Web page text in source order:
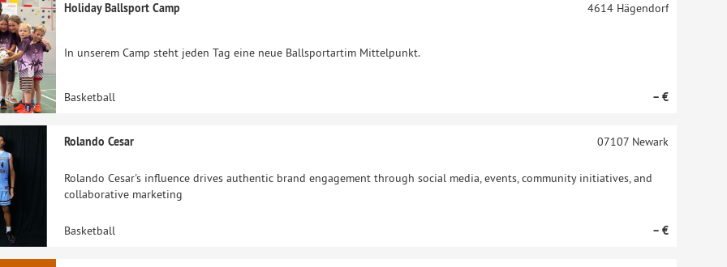
Holiday Ballsport Camp
In unserem Camp steht jeden Tag eine neue Ballsportartim Mittelpunkt.
4614Hägendorf
Basketball – €
Rolando Cesar
Rolando Cesar's influence drives authentic brand engagement through social media, events, community initiatives, and
collaborative marketing
07107Newark
Basketball – €